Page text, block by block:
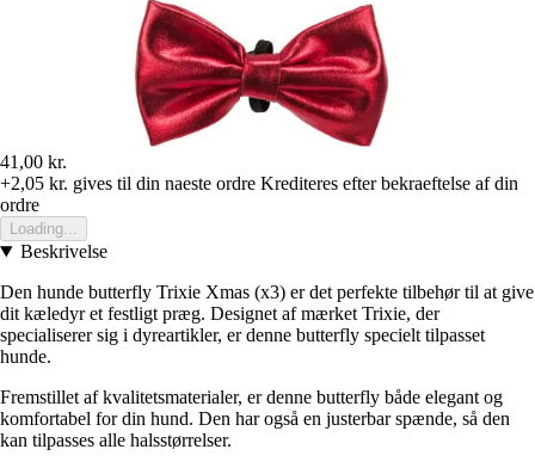
41,00 kr.
+2,05 kr. gives til din naeste ordre Krediteres efter bekraeftelse af din
ordre
Loading...
Beskrivelse
Den hunde butterfly Trixie Xmas (x3) er det perfekte tilbehør til at give
dit kæledyr et festligt præg. Designet af mærket Trixie, der
specialiserer sig i dyreartikler, er denne butterfly specielt tilpasset
hunde.
Fremstillet af kvalitetsmaterialer, er denne butterfly både elegant og
komfortabel for din hund. Den har også en justerbar spænde, så den
kan tilpasses alle halsstørrelser.